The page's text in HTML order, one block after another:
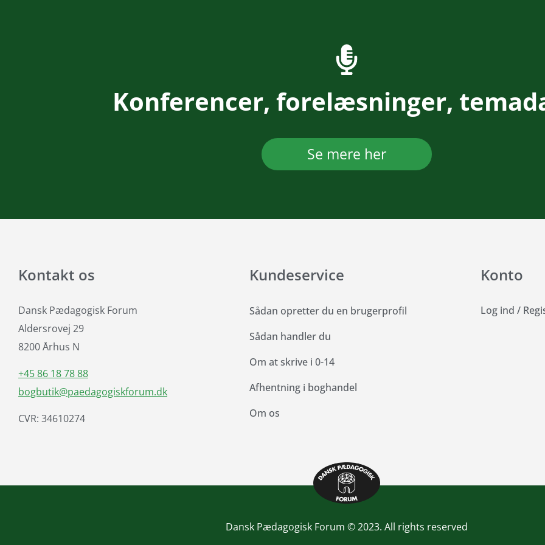
Konferencer, forelæsninger,
Se mere her
Kontakt os
Dansk Pædagogisk Forum
Aldersrovej 29
8200 Århus N
+45 86 18 78 88
bogbutik@paedagogiskforum.dk
CVR: 34610274
Kundeservice
Sådan opretter du en brugerprofil
Sådan handler du
Om at skrive i 0-14
Afhentning i boghandel
Om os
Konto
Log ind /
Dansk Pædagogisk Forum © 2023. All rights reserved